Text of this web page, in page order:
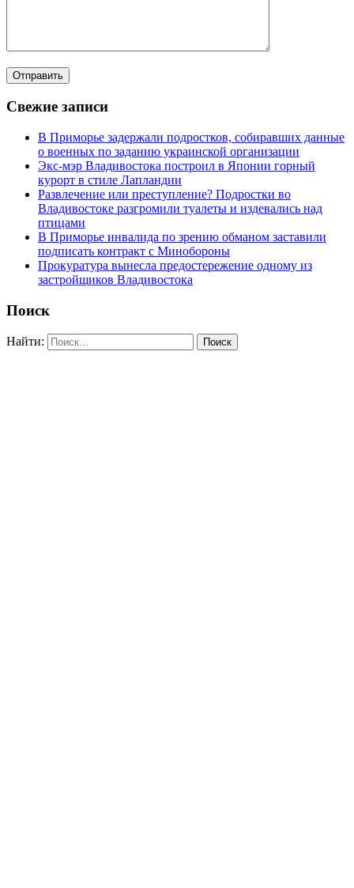
Свежие записи
В Приморье задержали подростков, собиравших данные
о военных по заданию украинской организации
Экс-мэр Владивостока построил в Японии горный
курорт в стиле Лапландии
Развлечение или преступление? Подростки во
Владивостоке разгромили туалеты и издевались над
птицами
В Приморье инвалида по зрению обманом заставили
подписать контракт с Минобороны
Прокуратура вынесла предостережение одному из
застройщиков Владивостока
Поиск
Найти: